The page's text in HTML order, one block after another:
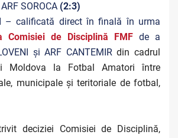
SOROCA (2:3)
– calificată direct în finală în urma
Comisiei de Disciplină FMF de a
și ARF CANTEMIRdin cadrul
Moldova la Fotbal Amatori între
municipale și teritoriale de fotbal,
deciziei Comisiei de Disciplină,